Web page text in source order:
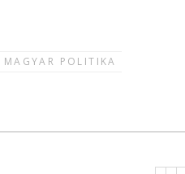
MAGYAR POLITIKA